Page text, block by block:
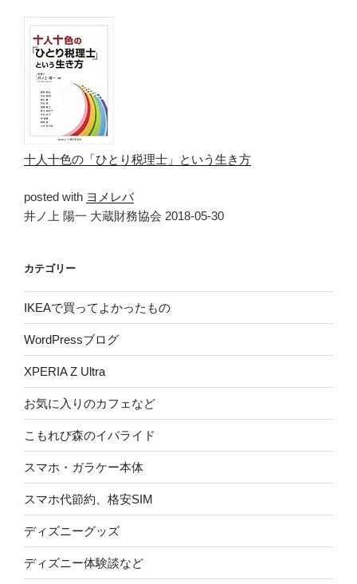
十人十色の「ひとり税理士」という生き方
posted with ヨメレバ
井ノ上 陽一 大蔵財務協会 2018-05-30
カテゴリー
IKEAで買ってよかったもの
WordPressブログ
XPERIA Z Ultra
お気に入りのカフェなど
こもれび森のイバライド
スマホ・ガラケー本体
スマホ代節約、格安SIM
ディズニーグッズ
ディズニー体験談など